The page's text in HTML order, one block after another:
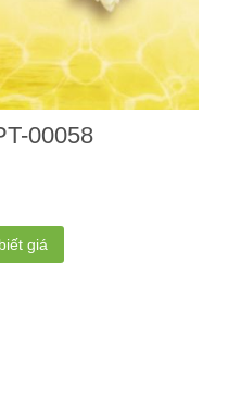
00058
giá